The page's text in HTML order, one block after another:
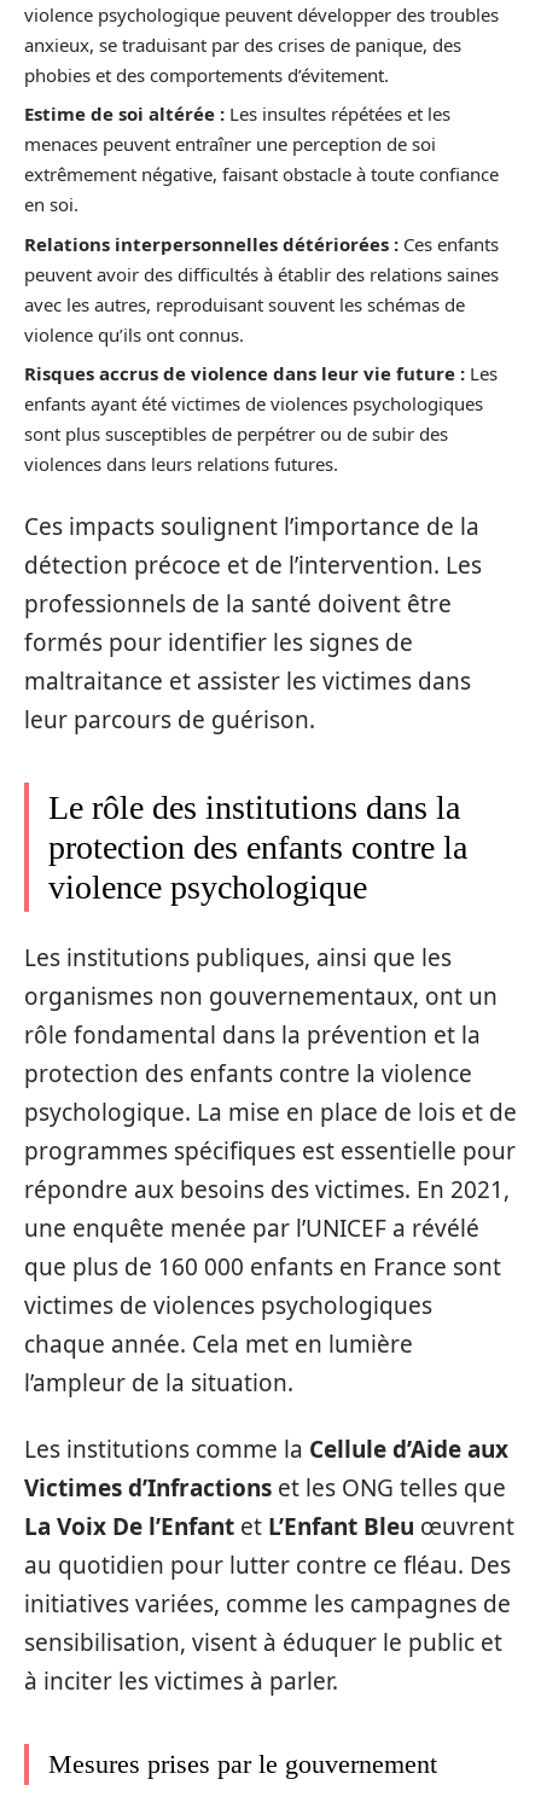
violence psychologique peuvent développer des troubles
anxieux, se traduisant par des crises de panique, des
phobies et des comportements d’évitement.
Estime de soi altérée : Les insultes répétées et les
menaces peuvent entraîner une perception de soi
extrêmement négative, faisant obstacle à toute confiance
en soi.
Relations interpersonnelles détériorées : Ces enfants
peuvent avoir des difficultés à établir des relations saines
avec les autres, reproduisant souvent les schémas de
violence qu’ils ont connus.
Risques accrus de violence dans leur vie future : Les
enfants ayant été victimes de violences psychologiques
sont plus susceptibles de perpétrer ou de subir des
violences dans leurs relations futures.
Ces impacts soulignent l’importance de la
détection précoce et de l’intervention. Les
professionnels de la santé doivent être
formés pour identifier les signes de
maltraitance et assister les victimes dans
leur parcours de guérison.
Le rôle des institutions dans la
protection des enfants contre la
violence psychologique
Les institutions publiques, ainsi que les
organismes non gouvernementaux, ont un
rôle fondamental dans la prévention et la
protection des enfants contre la violence
psychologique. La mise en place de lois et de
programmes spécifiques est essentielle pour
répondre aux besoins des victimes. En 2021,
une enquête menée par l’UNICEF a révélé
que plus de 160 000 enfants en France sont
victimes de violences psychologiques
chaque année. Cela met en lumière
l’ampleur de la situation.
Les institutions comme la Cellule d’Aide aux
Victimes d’Infractions et les ONG telles que
La Voix De l’Enfant et L’Enfant Bleu œuvrent
au quotidien pour lutter contre ce fléau. Des
initiatives variées, comme les campagnes de
sensibilisation, visent à éduquer le public et
à inciter les victimes à parler.
Mesures prises par le gouvernement